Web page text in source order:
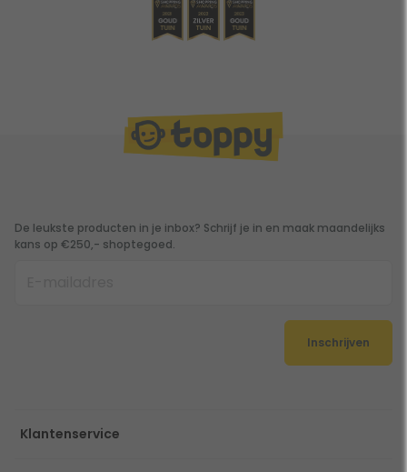
De leukste producten in je inbox? Schrijf je in en maak maandelijks
kans op €250,- shoptegoed.
Inschrijven
Klantenservice